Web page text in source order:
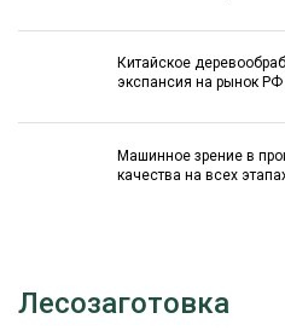
Китайское
экспансия на рынок РФ
Машинное зрение в
качества на всех
Лесозаготовка